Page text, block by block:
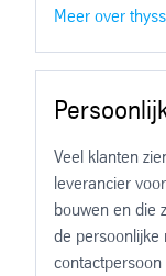
Meer over
Veel klanten
leverancier
bouwen en die
de persoonlijke